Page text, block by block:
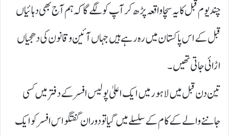
چند یوم قبل کا یہ سچا واقعہ پڑھ کر آپ کو لگے گا کہ ہم آج بھی دہائیاں
قبل کے اس پاکستان میں رہ رہے ہیں جہاں آئین و قانون کی دھجیاں
اڑائی جاتی تھیں۔
تین دن قبل میں لاہور میں ایک اعلیٰ پولیس افسر کے دفتر میں کسی
جاننے والے کے کام کے سلسلے میں گیا تو دوران گفتگو اس افسر کو ایک